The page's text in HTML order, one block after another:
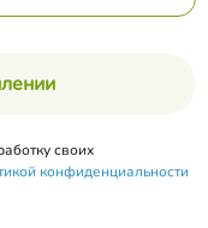
своих
конфиденциальности